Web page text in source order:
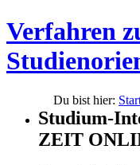
Verfahren
Du bist hier:
Studium-
ZEIT